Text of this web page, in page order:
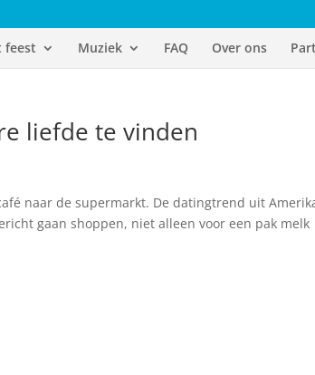
feest Muziek FAQ Over ons
liefde te vinden
naar de supermarkt. De datingtrend uit
gaan shoppen, niet alleen voor een pak melk